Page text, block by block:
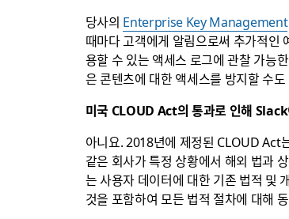
당사의 Enterprise Key Management
때마다 고객에게 알림으로써 추가적인
용할 수 있는 액세스 로그에 관찰 가능
은 콘텐츠에 대한 액세스를 방지할 수
미국 CLOUD Act의 통과로 인해
아니요. 2018년에 제정된 CLOUD Act
같은 회사가 특정 상황에서 해외 법과
는 사용자 데이터에 대한 기존 법적 및
것을 포함하여 모든 법적 절차에 대해